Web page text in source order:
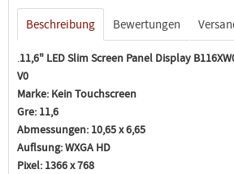
Beschreibung Bewertungen
.11,6" LED Slim Screen Panel Display
V0
Marke: Kein Touchscreen
Gre: 11,6
Abmessungen: 10,65 x 6,65
Auflsung:WXGA HD
Pixel: 1366 x 768